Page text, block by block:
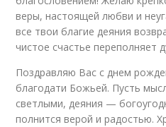
веры, настоящей любви и
все твои благие деяния
чистое счастье переполняет
Поздравляю Вас с днем
благодати Божьей. Пусть
светлыми, деяния —
полнится верой и радостью.